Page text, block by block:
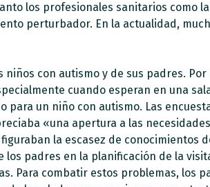
los profesionales sanitarios como
perturbador. En la actualidad,
con autismo y de sus padres.
cuando esperan en una
un niño con autismo. Las
«una apertura a las
la escasez de conocimientos
padres en la planificación de la
Para combatir estos problemas, los